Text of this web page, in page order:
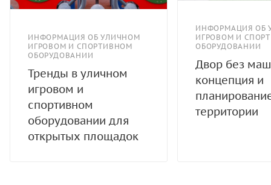
ИНФОРМАЦИЯ ОБ УЛИЧНОМ
ИГРОВОМ И СПОРТИВНОМ
ОБОРУДОВАНИИ
Тренды в уличном
игровом и
спортивном
оборудовании для
открытых площадок
ИНФОРМАЦИЯ ОБ
ИГРОВОМ И
ОБОРУДОВАНИИ
Двор без
концепция и
территории